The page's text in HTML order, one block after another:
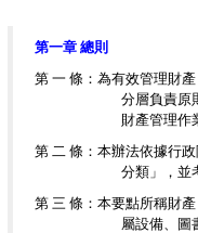
第一章 總則
第 一 條：為有效管理財
分層負責原
財產管理作
第 二 條：本辦法依據行
分類」，並
第 三 條：本要點所稱財
屬設備、圖